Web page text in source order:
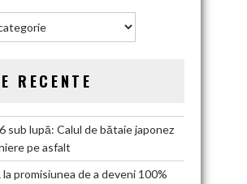
RECENTE
sub lupă: Calul de bătaie japonez
pe asfalt
promisiunea de a deveni 100%